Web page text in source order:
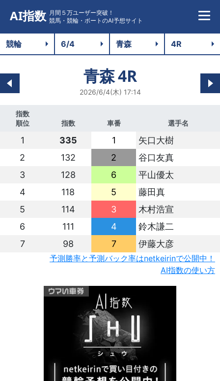
AI指数 月間５万ユーザー突破！
競馬・競輪・ボートのAI予想サイト
青森4R
2026/6/4(木) 17:14
指数
順位
指数 車番 選手名
1 335 1
矢口大樹
2
132 2
谷口友真
3
128 6
平山優太
4
118 5
藤田真
5
114 3
木村浩宣
6
111 4
鈴木謙二
7
98 7 伊藤大彦
予測勝率と予測バック率はnetkeirinで公開中！
AI指数の使い方